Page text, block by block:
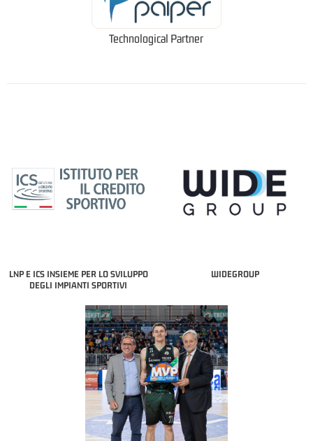
Technological Partner
LNP E ICS INSIEME PER LO SVILUPPO
DEGLI IMPIANTI SPORTIVI
WIDEGROUP